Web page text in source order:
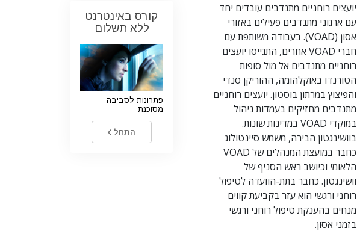
יועצים רוחניים מתנדבים עובדים יחד
עם ארגוני מתנדבים פעילים באזורי
אסון (VOAD). בעבודה משותפת עם
חברי VOAD אחרים, התגייסו יועצים
רוחניים מתנדבים אל מול סופות
הטורנדו באוקלהומה, ההוריקן סנדי
והפיצוץ במרתון בוסטון. יועצים רוחניים
מתנדבים מחזיקים בעמדות ניהול
במוקדי VOAD במדינות שונות.
בוושינגטון הבירה, משמש סיינטולוג
כחבר במועצת המנהלים של VOAD
הלאומי וכיושב ראש הסניף של
וושינגטון. כחבר בתת-הוועדה לטיפול
רוחני ורגשי הוא עזר בקביעת קווים
מנחים בהענקת טיפול רוחני ורגשי
בזמני אסון.
קורס באינטרנט
ללא תשלום
פתרונות לסביבה
מסוכנת
התחל